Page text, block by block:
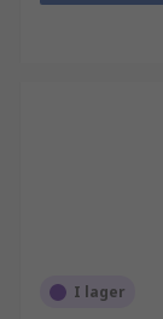
I lager